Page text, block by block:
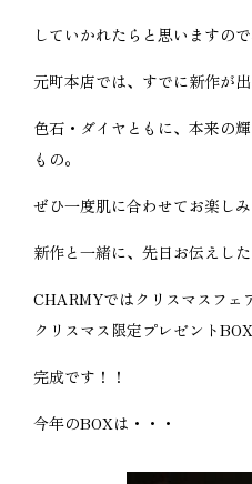
していかれたらと思いますの
元町本店では、すでに新作が
色石・ダイヤともに、本来の
もの。
ぜひ一度肌に合わせてお楽しみ
新作と一緒に、先日お伝えし
CHARMYではクリスマスフェ
クリスマス限定プレゼント
完成です！！
今年のBOXは・・・